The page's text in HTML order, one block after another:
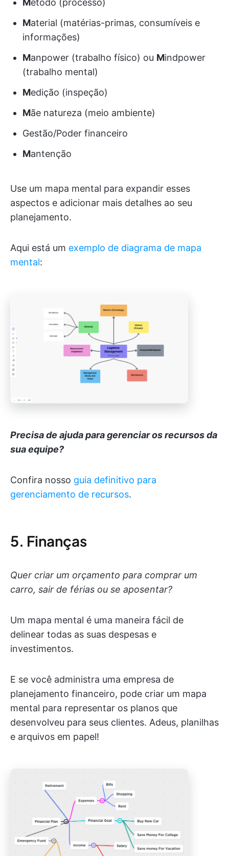
Método (processo)
Material (matérias-primas, consumíveis e
informações)
Manpower (trabalho físico) ou Mindpower
(trabalho mental)
Medição (inspeção)
Mãe natureza (meio ambiente)
Gestão/Poder financeiro
Mantenção
Use um mapa mental para expandir esses
aspectos e adicionar mais detalhes ao seu
planejamento.
Aqui está um exemplo de diagrama de mapa
mental:
Precisa de ajuda para gerenciar os recursos da
sua equipe?
Confira nosso guia definitivo para
gerenciamento de recursos.
5. Finanças
Quer criar um orçamento para comprar um
carro, sair de férias ou se aposentar?
Um mapa mental é uma maneira fácil de
delinear todas as suas despesas e
investimentos.
E se você administra uma empresa de
planejamento financeiro, pode criar um mapa
mental para representar os planos que
desenvolveu para seus clientes. Adeus, planilhas
e arquivos em papel!